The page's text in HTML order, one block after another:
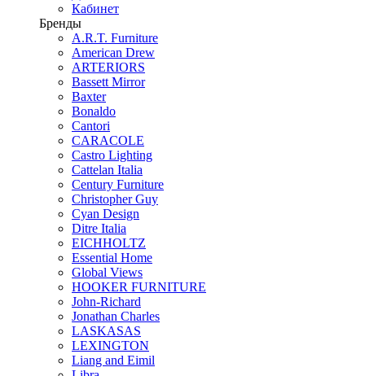
Кабинет
Бренды
A.R.T. Furniture
American Drew
ARTERIORS
Bassett Mirror
Baxter
Bonaldo
Cantori
CARACOLE
Castro Lighting
Cattelan Italia
Century Furniture
Christopher Guy
Cyan Design
Ditre Italia
EICHHOLTZ
Essential Home
Global Views
HOOKER FURNITURE
John-Richard
Jonathan Charles
LASKASAS
LEXINGTON
Liang and Eimil